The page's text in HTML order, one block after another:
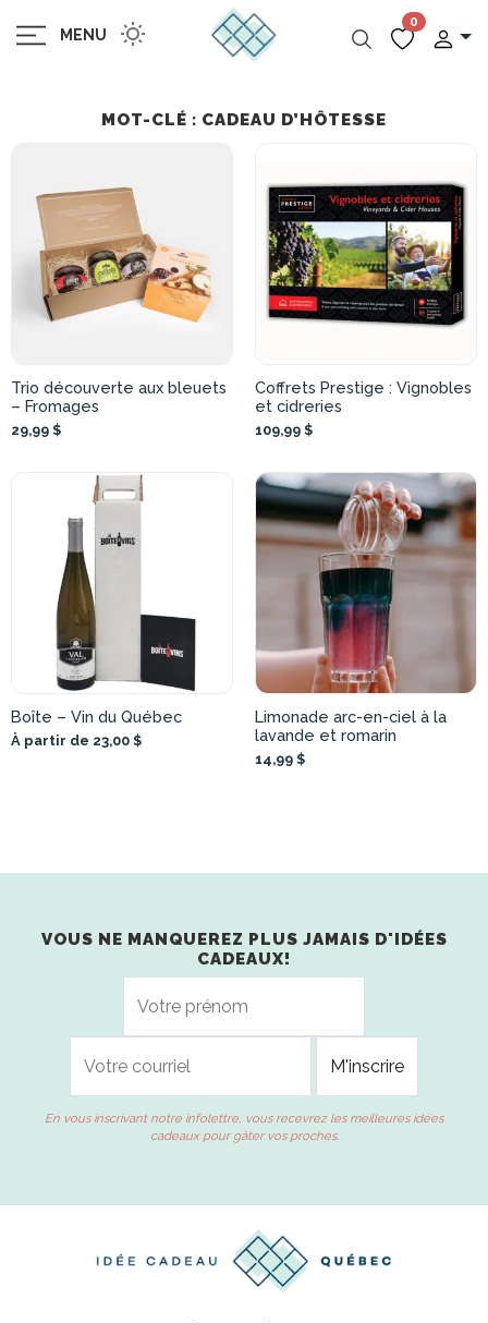
MENU
0
MOT-CLÉ : CADEAU D’HÔTESSE
Trio découverte aux bleuets
– Fromages
29,99 $
Coffrets Prestige : Vignobles
et cidreries
109,99 $
Boîte – Vin du Québec
À partir de 23,00 $
Limonade arc-en-ciel à la
lavande et romarin
14,99 $
VOUS NE MANQUEREZ PLUS JAMAIS D'IDÉES
CADEAUX!
En vous inscrivant notre infolettre, vous recevrez les meilleures idées
cadeaux pour gâter vos proches.